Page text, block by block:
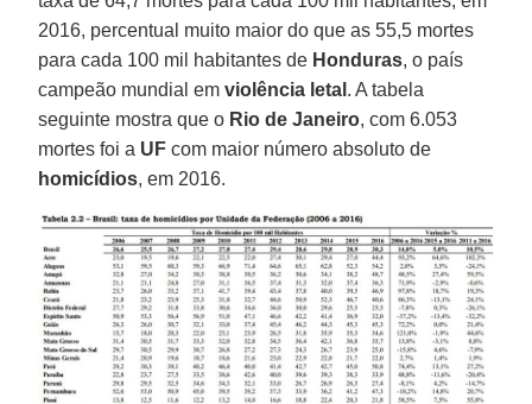
2016, percentual muito maior do que as 55,5 mortes
para cada 100 mil habitantes de Honduras, o país
campeão mundial emviolência letal . A tabela
seguinte mostra que o Rio de Janeiro, com 6.053
mortes foi a UF com maior número absoluto de
homicídios, em 2016.